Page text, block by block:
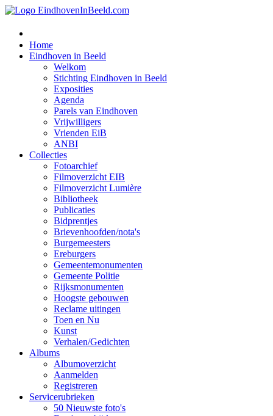
Home
Eindhoven in Beeld
Welkom
Stichting Eindhoven in Beeld
Exposities
Agenda
Parels van Eindhoven
Vrijwilligers
Vrienden EiB
ANBI
Collecties
Fotoarchief
Filmoverzicht EIB
Filmoverzicht Lumière
Bibliotheek
Publicaties
Bidprentjes
Brievenhoofden/nota's
Burgemeesters
Ereburgers
Gemeentemonumenten
Gemeente Politie
Rijksmonumenten
Hoogste gebouwen
Reclame uitingen
Toen en Nu
Kunst
Verhalen/Gedichten
Albums
Albumoverzicht
Aanmelden
Registreren
Servicerubrieken
50 Nieuwste foto's